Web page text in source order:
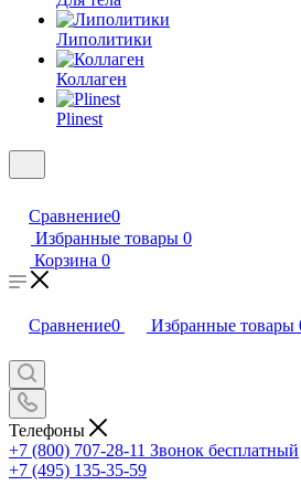
Липолитики
Коллаген
Plinest
Сравнение0
Избранные товары 0
Корзина 0
Сравнение0 Избранные товары
Телефоны
+7 (800) 707-28-11 Звонок бесплатный
+7 (495) 135-35-59